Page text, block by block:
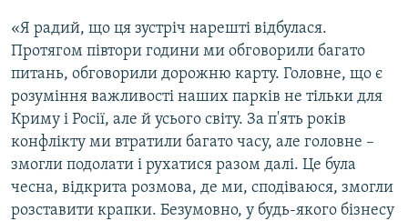
«Я радий, що ця зустріч нарешті відбулася.
Протягом півтори години ми обговорили багато
питань, обговорили дорожню карту. Головне, що є
розуміння важливості наших парків не тільки для
Криму і Росії, але й усього світу. За п'ять років
конфлікту ми втратили багато часу, але головне –
змогли подолати і рухатися разом далі. Це була
чесна, відкрита розмова, де ми, сподіваюся, змогли
розставити крапки. Безумовно, у будь-якого бізнесу